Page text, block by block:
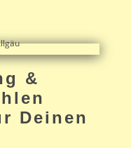
&
Deinen